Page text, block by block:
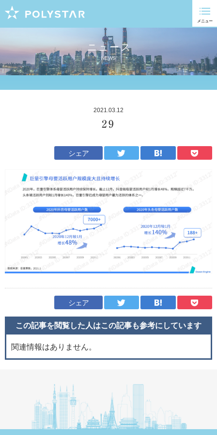
ニュース
NEWS
2021.03.12
29
シェア
シェア
この記事を閲覧した人はこの記事も参考にしています
関連情報はありません。